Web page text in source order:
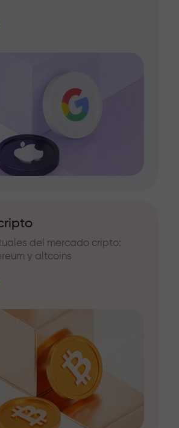
del mercado cripto:
y altcoins